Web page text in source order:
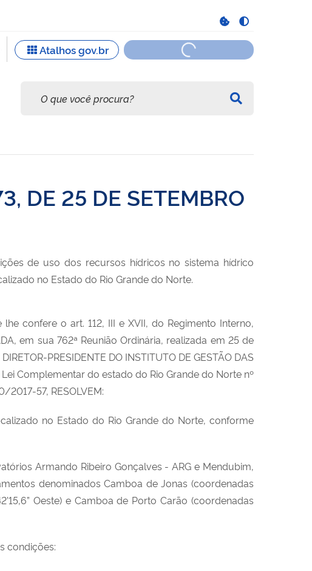
DE 25 DE SETEMBRO
de uso dos recursos hídricos no sistema hídrico
no Estado do Rio Grande do Norte.
lhe confere o art. 112, III e XVII, do Regimento Interno,
em sua 762ª Reunião Ordinária, realizada em 25 de
PRESIDENTE DO INSTITUTO DE GESTÃO DAS
Lei Complementar do estado do Rio Grande do Norte nº
57, RESOLVEM:
no Estado do Rio Grande do Norte, conforme
Armando Ribeiro Gonçalves - ARG e Mendubim,
denominados Camboa de Jonas (coordenadas
Oeste) e Camboa de Porto Carão (coordenadas
condições: